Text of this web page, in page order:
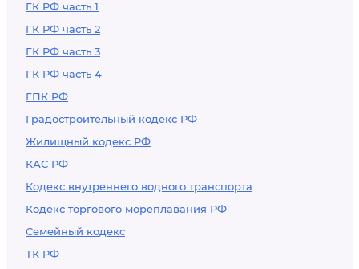
ГК РФ часть 1
ГК РФ часть 2
ГК РФ часть 3
ГК РФ часть 4
ГПК РФ
Градостроительный кодекс РФ
Жилищный кодекс РФ
КАС РФ
Кодекс внутреннего водного транспорта
Кодекс торгового мореплавания РФ
Семейный кодекс
ТК РФ